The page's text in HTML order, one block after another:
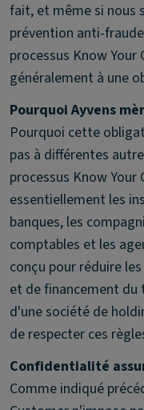
fait, et même si nous
prévention anti-
processus Know
généralement à une
Pourquoi Ayvens
Pourquoi cette
pas à différentes
processus Know
essentiellement les
banques, les
comptables et les
conçu pour réduire
et de financement
d'une société de
de respecter ces
Confidentialité
Comme indiqué